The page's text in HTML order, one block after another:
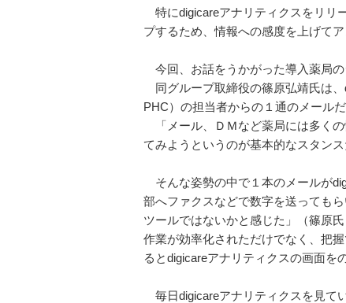
特にdigicareアナリティクスをリリ
プするため、情報への感度を上げて
今回、お話をうかがった導入薬局の
同グループ取締役の篠原弘靖氏は、
PHC）の担当者からの１通のメールだ
「メール、ＤＭなど薬局には多く
てみようというのが基本的なスタンス
そんな姿勢の中で１本のメールが
部へファクスなどで数字を送っても
ツールではないかと感じた」（篠原
作業が効率化されただけでなく、把
るとdigicareアナリティクスの画面を
毎日digicareアナリティクスを見て